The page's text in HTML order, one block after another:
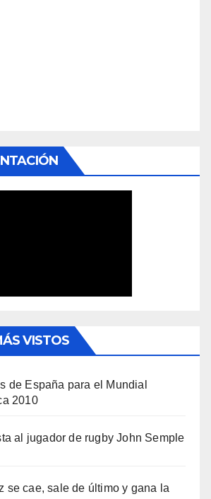
VISTOS
de España para el Mundial
2010
al jugador de rugby John Semple
se cae, sale de último y gana la